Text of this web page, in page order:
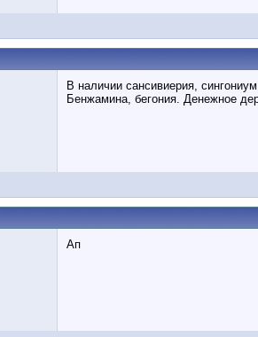
В наличии сансивиерия,
Бенжамина, бегония. Денежное
Ап